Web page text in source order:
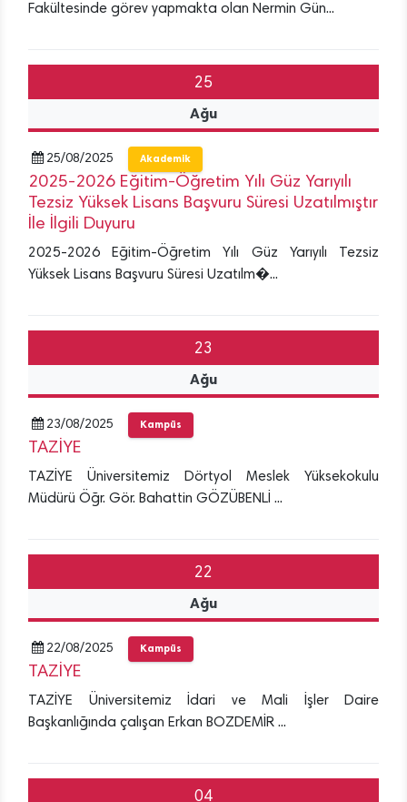
Fakültesinde görev yapmakta olan Nermin Gün...
25
Ağu
25/08/2025 Akademik
2025-2026 Eğitim-Öğretim Yılı Güz Yarıyılı
Tezsiz Yüksek Lisans Başvuru Süresi Uzatılmıştır
İle İlgili Duyuru
2025-2026 Eğitim-Öğretim Yılı Güz Yarıyılı Tezsiz
Yüksek Lisans Başvuru Süresi Uzatılm�...
23
Ağu
23/08/2025 Kampüs
TAZİYE
TAZİYE Üniversitemiz Dörtyol Meslek Yüksekokulu
Müdürü Öğr. Gör. Bahattin GÖZÜBENLİ ...
22
Ağu
22/08/2025 Kampüs
TAZİYE
TAZİYE Üniversitemiz İdari ve Mali İşler Daire
Başkanlığında çalışan Erkan BOZDEMİR ...
04